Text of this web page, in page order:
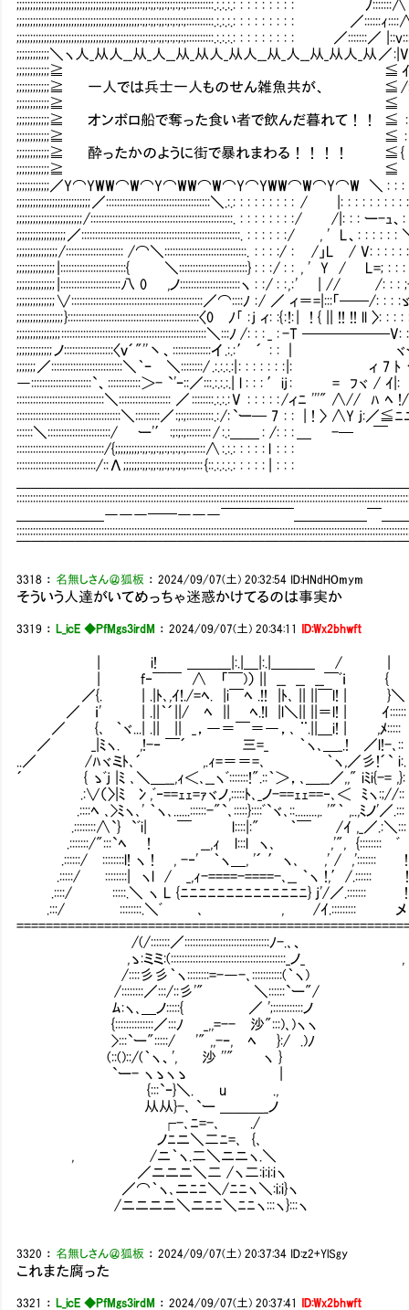
;;;;;;;;;;;;;;;;;;;;;;;;;;;;;;;;;;;;;;;;;;;;;:;;:;;:;;:;:;:;:;::::::::::.:.:.:.: : : : : : : : : ﾉ:::::::∧ ﾅ
;;;;;;;;;;;;;;;;;;;;;;;;;;;;;;;;;;;;;;;;;;;;;:;;:;;:;;:;:;:;:;::::::::::.:.:.:.: : : : : : : : : ／::::::ｨ
;;;;;;;;;;;;;;;;;;;;;;;;;;;;;;;;;;;;;;;;;;;;;:;;:;;:;;:;:;:;:;::::::::::.:.:.:.: : : : : : : : : ／:::::::／
;;;;;;;;;;;;＼ヽ人_从人__从_人__从_从人_从人__从_人__从_从人_从 ／
;;;;;;;;;;;;≧ ≦ ｲ:::::∧ : : : |:::::::〉
;;;;;;;;;;;;≧ 一人では兵士一人ものせん雑魚共が、 ≦ /:::/!」ﾊ : : :
;;;;;;;;;;;;≧ ≦ |ﾆ|= !:} ＼ヽ人_从人__从_
;;;;;;;;;;;;≧ オンボロ船で奪った食い者
;;;;;;;;;;;;≧ ≦ : : :ィ ‐' ≧ 【冒険
;;;;;;;;;;;;≧ 酔ったかのように街
;;;;;;;;;;;;≧ ≦ 、 ≧ それが〈
;;;;;;;;;;;;／
;;;;;;;;;;;;;;;;;;;;;;;;;;; ／::::::::::::::::::::::::::::::::::::::＼.:.: : : : : : : : : / |: : : :
;;;;;;;;;;;;;;;;;;;;;;;; /
;;;;;;;;;;;;;;;;;; ／::::::::::::::::::::::::::::::::::::::::::::::::::::::::::. : : : : : : / , ' L
;;;;;;;;;;;;;;; /::::::::::::::::::::: /⌒＼::::::::::::::::::::::::::::::. : : : :/ : /」L / V: : : :
;;;;;;;;;;;;;; |::::::::::::::::::::::::{ ＼:::::::::::::::::::::::::} : : : / : : , ' Y / L=; : : : : :
;;;;;;;;;;;;;; |::::::::::::::::::::::八 0 ,ノ::::::::::::::::::::::ヽ : : / : : , : ' | // /: : : ;-; : :
;;;;;;;;;;;;;; ∨::::::::::::::::::::::::::::::::::::::::::::::::／⌒::::ﾉ : / ／ ィ＝=|:::「──/: : : :ゞ
;;;;;;;;;;;;;;;;; }::::::::::::::::::::::::::::::::::::::::::::::::〈0 ﾉ｢ : j ィ: :{ : !: | ! { || !! !! ll 〉: :
;;;;;;;;;;;;;;;; :::::::::::::::::::::::::::::::::::::::::::::::::::::＼:::ﾉ /: : : _ : -T ──────V: :
;;;;;;;;;;;;; ノ::::::::::::::::::〈ｖ´"''丶、::::::::::::::イ .:.: ′ ´ : : ｜ ヾー─
;;;;;;; ／::::::::::::::::::::::::::＼｀ｰ ＼::::::::/ .:.:.:.:| : : : : : : : |: ィ 7 ﾄ ヽ/
―::::::::::::::::::::::`、::::::::::::＞- `'ｰ::／:::.:.:.:.| l : : : ′ij : = ﾌヾ / ｲ|: X
::::::::::::::::::::::::::::::::＼::::::::::::::::::: ／ ::::::::.:.:.: V : : : : : /ィﾆ '''" ∧// ﾊ ﾍ
::::::::::::::::::::::::::::::::::::::＼:::::::::／ :;:;::::::::::.: /: `ー─ 7 : : | ! 〉 ∧Y j:
::::::＼:::::::::::::::::::::::/ ー'′ :;:;:;::::::::: / :.:＿＿ : /: : : ＿ -─ ￣ : :
::::::::::::::::::::::::::::::::/{;;;;;;;;;:;;:;;:;;:;:;:;:;:::::::∧ :.:.: : : : : l : : : : : :
:::::::::::::::::::::::::::::/::Λ;;;;;;:;;:;;:;;:;:;:;:;:::::: {::.:.:.:.: : : : : | : : : : : :
＿＿＿＿＿＿―――━━―――￣￣￣￣￣＿＿＿＿＿￣＿
￣￣￣￣￣￣￣￣￣￣￣￣￣￣￣￣￣￣￣￣￣￣￣￣￣￣
3318 ： 名無しさん＠狐板 ：2024/09/07(土) 20:32:54 ID:HNdHOmym
そういう人達がいてめっちゃ迷惑かけてるのは事実か
3319 ： L_icE ◆PfMgs3irdM ：2024/09/07(土) 20:34:11 ID:Wx2bhwft
| i! ＿＿＿|:.|＿|:.|＿＿＿ / |
| f‐￣￣ ∧ 「￣)） || __ __ __￣ﾞ
／{. | .|ﾄ､,ｲ!./=ﾍ. |i￣ﾍ .!! |ﾄ､ || ||￣l! | }＼
／ ｉ' | .||｀´||/ ﾍ || ﾍ.!l |l＼|| ||＝l! | ｲ:::::: そし
／ {､ ｀ヾ...| .|| || _，―＝￣＝―，､ ¨.||＿i! | ,ﾒ:::::
／ _|ﾐヽ. ,!-‐ ￣´ 三=_ ｀ヽ､＿_.! ／l!-､::
..／ /ﾊヾミﾄ､´ ,.ｨ=＝＝=､ ｀ヽ,／彡!´` i:.
´ { ゝﾞj |ﾐ ､＼＿__,ｨ＜､__ヽﾞ:::::::!".::｀＞，､＿__／,," iﾐi{-
.:∨（〉|ﾐ 冫,ﾞ‐==ｪｪ=ｧヾノ,:::::ﾄ､_ノ-==ｪｪ==‐､＜ ﾐヽ:;//::
.::::ﾍ ､>ﾐヽ､' ｀ヽ､......::::::-"`､:::::}::::ﾞ`ヾ､::........,. '"｀ ,..,ﾐノ'／.:::
.::::::::∧`} `ﾞi| ￣ l::::|:" ｀￣ /ｲ ,_／.:＼::: こや
.:::::::/":::`ﾍ ! __,ｨ l:::l ヽ､ ,'", {:::::::: ﾞ
.::::::/ ::::::::l! ヽ ! , -‐' ｀ヽ＿, '´ ′ヽ､ ,' / ,'::::::: ! 【
.:::::/ ::::::::| ヽl / _,ｨ-====-====-､__ ｀ヽ !,′/.:::::: !
.::::/ :::::.＼ ヽ L {ﾆﾆﾆﾆﾆﾆﾆﾆﾆ
.:::/ ::::::::.＼ﾞ ､ , /ｲ.::::::::: メ
/(/:::::::／:::::::::::::::::::::::::::::::ﾉ-.､、
,ゝ:ミミ:(::::::::::::::::::::::::::::::::::::::::::_ノ_ ,
/::::彡彡｀ヽ::::::::=-―-､:::::::::::(｀ヽ)
/::::::::／:::/::彡'" ＼::::::`ー"/
ﾑ:ヽ､＿ノ:::::{ ／ ';:::::::::::ノ
{::::::::::::::／:::ﾉ _,,=-- 沙":::)､)ヽヽ
>:::`ー":::::/ '" ,,-ｰ, ﾍ }:/ .)ﾉ
(::()::/(｀ヽ、', 沙 ''" ヽ
`ー- ヽゝヽゝ |
{:::`ｰ}＼. u .,
从从}-､ `ー
┌-､ﾆ=-､ ./
ノﾆニ＼二ﾆ=､ {､ ｛ダイ
, /ニ｀ヽ.二＼ニニヽ.＼ ※０８
／ニニニ＼二 /ヽ二:i:i:iヽ [情報]「撲滅
／⌒｀ヽ､ニﾆﾆ＼/ﾆﾆヽ＼:i;i}ヽ
/ニニニニ＼ニﾆﾆ＼ﾆﾆヽ:::ヽ}:::ヽ
3320 ： 名無しさん＠狐板 ：2024/09/07(土) 20:37:34 ID:z2+YlSgy
これまた腐った
3321 ： L_icE ◆PfMgs3irdM ：2024/09/07(土) 20:37:41 ID:Wx2bhwft